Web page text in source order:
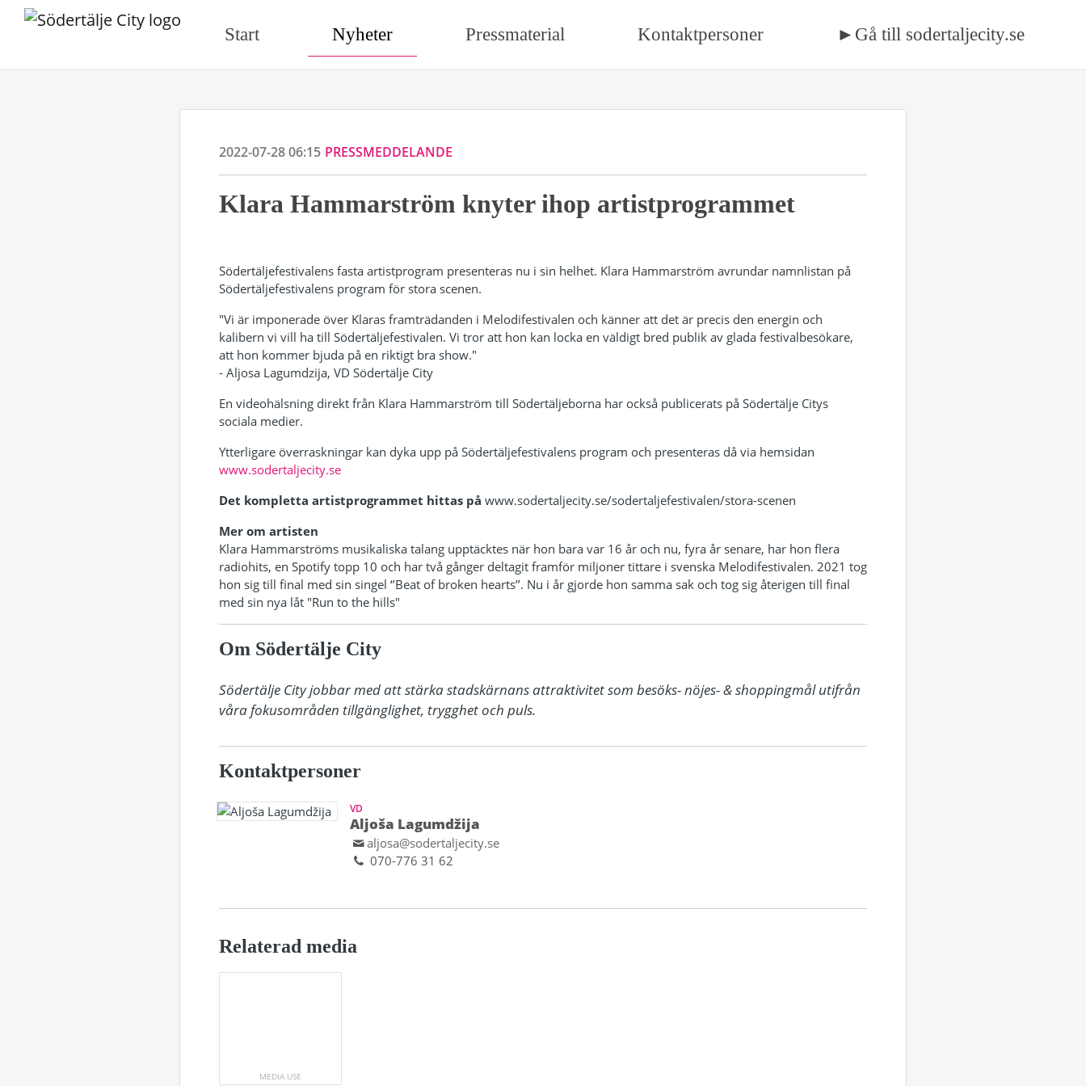
Start Nyheter Pressmaterial Kontaktpersoner ►Gå till sodertaljecity.se
2022-07-28 06:15 PRESSMEDDELANDE
Klara Hammarström knyter ihop artistprogrammet
Södertäljefestivalens fasta artistprogram presenteras nu i sin helhet. Klara Hammarström avrundar namnlistan på
Södertäljefestivalens program för stora scenen.
"Vi är imponerade över Klaras framträdanden i Melodifestivalen och känner att det är precis den energin och
kalibern vi vill ha till Södertäljefestivalen. Vi tror att hon kan locka en väldigt bred publik av glada festivalbesökare,
att hon kommer bjuda på en riktigt bra show."
- Aljosa Lagumdzija, VD Södertälje City
En videohälsning direkt från Klara Hammarström till Södertäljeborna har också publicerats på Södertälje Citys
sociala medier.
Ytterligare överraskningar kan dyka upp på Södertäljefestivalens program och presenteras då via hemsidan
www.sodertaljecity.se
Det kompletta artistprogrammet hittas på www.sodertaljecity.se/sodertaljefestivalen/stora-scenen
Mer om artisten
Klara Hammarströms musikaliska talang upptäcktes när hon bara var 16 år och nu, fyra år senare, har hon flera
radiohits, en Spotify topp 10 och har två gånger deltagit framför miljoner tittare i svenska Melodifestivalen. 2021 tog
hon sig till final med sin singel ‘’Beat of broken hearts’’. Nu i år gjorde hon samma sak och tog sig återigen till final
med sin nya låt "Run to the hills"
Om Södertälje City
Södertälje City jobbar med att stärka stadskärnans attraktivitet som besöks- nöjes- & shoppingmål utifrån
våra fokusområden tillgänglighet, trygghet och puls.
Kontaktpersoner
VD
Aljoša Lagumdžija
aljosa@sodertaljecity.se
070-776 31 62
Relaterad media
MEDIA USE